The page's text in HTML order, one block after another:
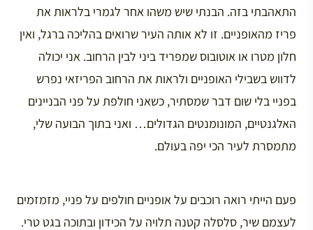
התאהבתי בזה. הבנתי שיש משהו אחר לגמרי בלראות את
פריז מהאופניים. זו לא אותה העיר שרואים בהליכה ברגל, ואין
חלון מטרו או אוטובוס שמפריד ביני לבין הרחוב. אני יכולה
לדווש בשבילי האופניים ולראות את הרחוב הפריזאי נפרש
בפניי בלי שום דבר שמסתיר, כשאני חולפת על פני הבניינים
האלגנטיים, המונומנטים הגדולים… ואני בתוך הבועה שלי,
מתמסרת לעיר הכי יפה בעולם.
פעם הייתי רואה רוכבים על אופניים חולפים על פניי, מזמזמים
לעצמם שיר, סלסלה קטנה תלויה על הכידון ובתוכה בגט טרי.